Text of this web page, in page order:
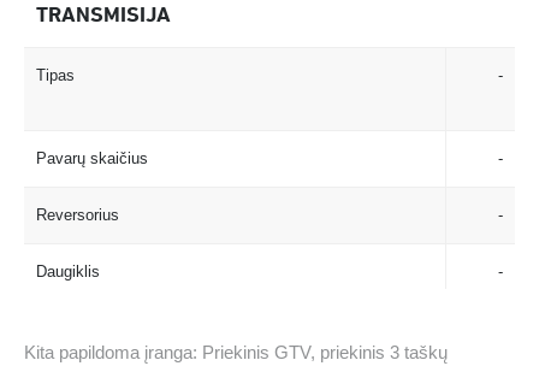
TRANSMISIJA
Tipas
Pavarų skaičius
Reversorius
Daugiklis
TRANSMISIJA
Tipas -
Pavarų skaičius -
Reversorius -
Daugiklis -
Kita papildoma įranga: Priekinis GTV, priekinis 3 taškų